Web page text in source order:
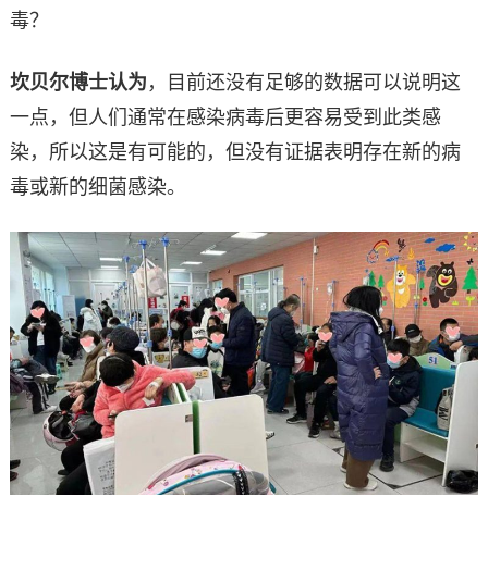
毒？
坎贝尔博士认为 ，目前还没有足够的数据可以说明这
一点，但人们通常在感染病毒后更容易受到此类感
染，所以这是有可能的，但没有证据表明存在新的病
毒或新的细菌感染。